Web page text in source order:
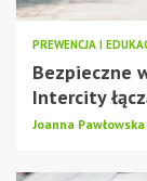
PREWENCJA I
Bezpieczne
Intercity
Joanna Pawłowska